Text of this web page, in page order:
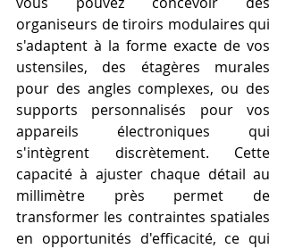
organiseurs de tiroirs modulaires qui
s'adaptent à la forme exacte de vos
ustensiles, des étagères murales
pour des angles complexes, ou des
supports personnalisés pour vos
appareils électroniques qui
s'intègrent discrètement. Cette
capacité à ajuster chaque détail au
millimètre près permet de
transformer les contraintes spatiales
en opportunités d'efficacité, ce qui